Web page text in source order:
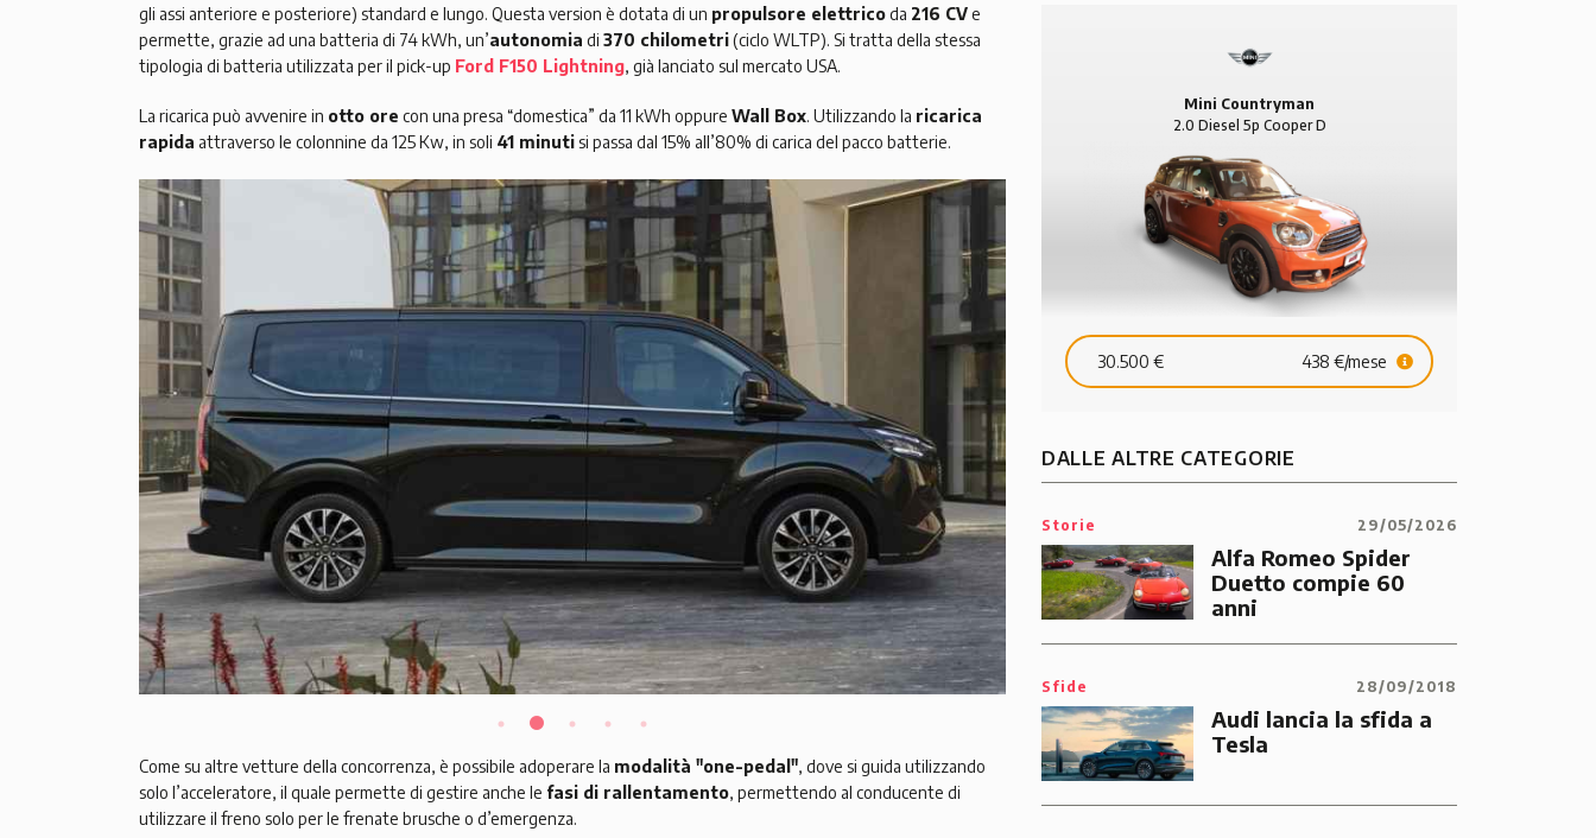
gli assi anteriore e posteriore) standard e lungo. Questa version è dotata di un propulsore elettricoda 216 CVe
permette, grazie ad una batteria di 74 kWh, un’autonomia di 370 chilometri(ciclo WLTP). Si tratta della stessa
tipologia di batteria utilizzata per il pick-up Ford F150 Lightning, già lanciato sul mercato USA.
La ricarica può avvenire in otto ore con una presa “domestica” da 11 kWh oppure Wall Box. Utilizzando la ricarica
rapida attraverso le colonnine da 125 Kw, in soli 41 minutisi passa dal 15% all’80% di carica del pacco batterie.
Come su altre vetture della concorrenza, è possibile adoperare la modalità "one-pedal", dove si guida utilizzando
solo l’acceleratore, il quale permette di gestire anche le fasi di rallentamento, permettendo al conducente di
utilizzare il freno solo per le frenate brusche o d’emergenza.
Mini Countryman
2.0 Diesel 5p Cooper D
30.500 € 438 €/mese
DALLE ALTRE CATEGORIE
Storie 29/05/2026
Alfa Romeo Spider
Duetto compie 60
anni
Sfide 28/09/2018
Audi lancia la sfida a
Tesla